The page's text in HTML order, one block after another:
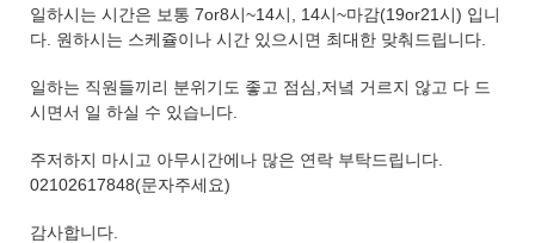
일하시는 시간은 보통 7or8시~14시, 14시~마감(19or21시) 입니
다. 원하시는 스케쥴이나 시간 있으시면 최대한 맞춰드립니다.
일하는 직원들끼리 분위기도 좋고 점심,저녘 거르지 않고 다 드
시면서 일 하실 수 있습니다.
주저하지 마시고 아무시간에나 많은 연락 부탁드립니다.
02102617848(문자주세요)
감사합니다.